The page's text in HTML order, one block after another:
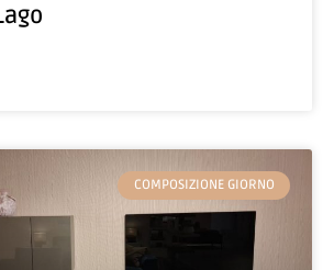
COMPOSIZIONE GIORNO